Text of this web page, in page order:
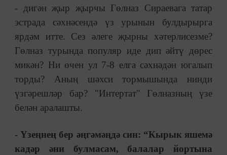
- дигән җыр җырчы Гөлназ Сираевага татар
эстрада сәхнәсендә үз урынын булдырырга
ярдәм итте. Сез әлеге җырны хәтерлисезме?
Гөлназ турында популяр иде дип әйтү дөрес
микән? Ни өчен ул 7-8 елга сәхнәдән югалып
торды? Аның шәхси тормышында нинди
үзгәрешләр бар? "Интертат" Гөлназның үзе
белән аралашты.
- Үзеңнең бер әңгәмәңдә син: “Кырык яшемә
кадәр әни булмасам, балалар йортына